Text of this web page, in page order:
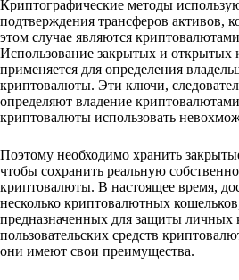
Криптографические методы
подтверждения трансферов активов,
этом случае являются
Использование закрытых и открытых
применяется для определения
криптовалюты. Эти ключи,
определяют владение
криптовалюты использовать
Поэтому необходимо хранить
чтобы сохранить реальную
криптовалюты. В настоящее время,
несколько криптовалютных
предназначенных для защиты личных
пользовательских средств
они имеют свои преимущества.